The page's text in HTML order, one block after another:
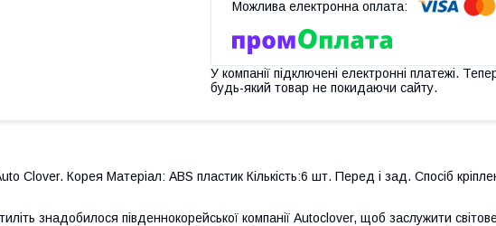
У компанії підключені електронні платежі.
будь-який товар не покидаючи сайту.
Clover. Корея Матеріал: ABS пластик Кількість:6 шт. Перед і зад. Спосіб
знадобилося південнокорейської компанії Autoclover, щоб заслужити